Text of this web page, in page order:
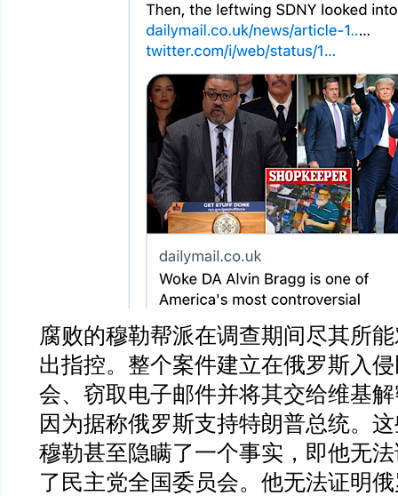
腐败的穆勒帮派在调查期间尽其所
出指控。整个案件建立在俄罗斯入
会、窃取电子邮件并将其交给维基
因为据称俄罗斯支持特朗普总统。
穆勒甚至隐瞒了一个事实，即他无
了民主党全国委员会。他无法证明